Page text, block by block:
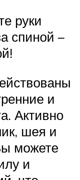
руки
спиной –
и
Активно
шея и
можете
и